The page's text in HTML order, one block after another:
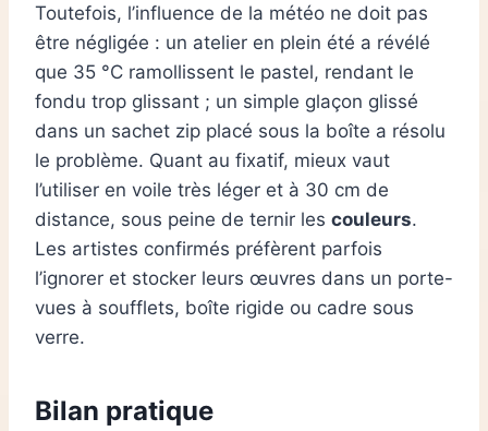
Toutefois, l’influence de la météo ne doit pas
être négligée : un atelier en plein été a révélé
que 35 °C ramollissent le pastel, rendant le
fondu trop glissant ; un simple glaçon glissé
dans un sachet zip placé sous la boîte a résolu
le problème. Quant au fixatif, mieux vaut
l’utiliser en voile très léger et à 30 cm de
distance, sous peine de ternir les couleurs.
Les artistes confirmés préfèrent parfois
l’ignorer et stocker leurs œuvres dans un porte-
vues à soufflets, boîte rigide ou cadre sous
verre.
Bilan pratique